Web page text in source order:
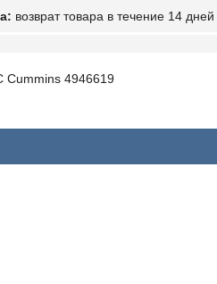
возврат товара в течение 14 дней
Cummins 4946619